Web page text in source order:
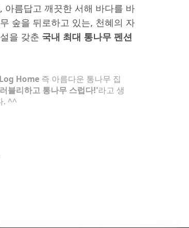
아름답고 깨끗한 서해 바다를 바
숲을 뒤로하고 있는, 천혜의 자
을 갖춘 국내 최대 통나무 펜션
Home즉 아름다운 통나무 집
블리하고 통나무 스럽다!'라고 생
. ^^